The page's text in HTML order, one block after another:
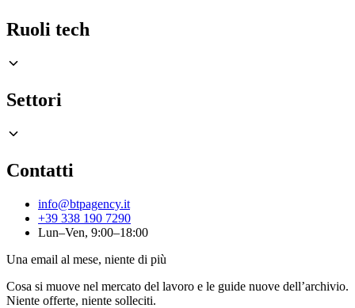
Ruoli tech
Settori
Contatti
info@btpagency.it
+39 338 190 7290
Lun–Ven, 9:00–18:00
Una email al mese, niente di più
Cosa si muove nel mercato del lavoro e le guide nuove dell’archivio.
Niente offerte, niente solleciti.